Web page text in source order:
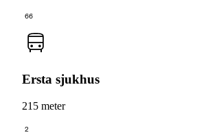
66
Ersta sjukhus
215 meter
2